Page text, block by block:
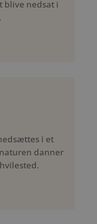
blive nedsat i
i et
danner